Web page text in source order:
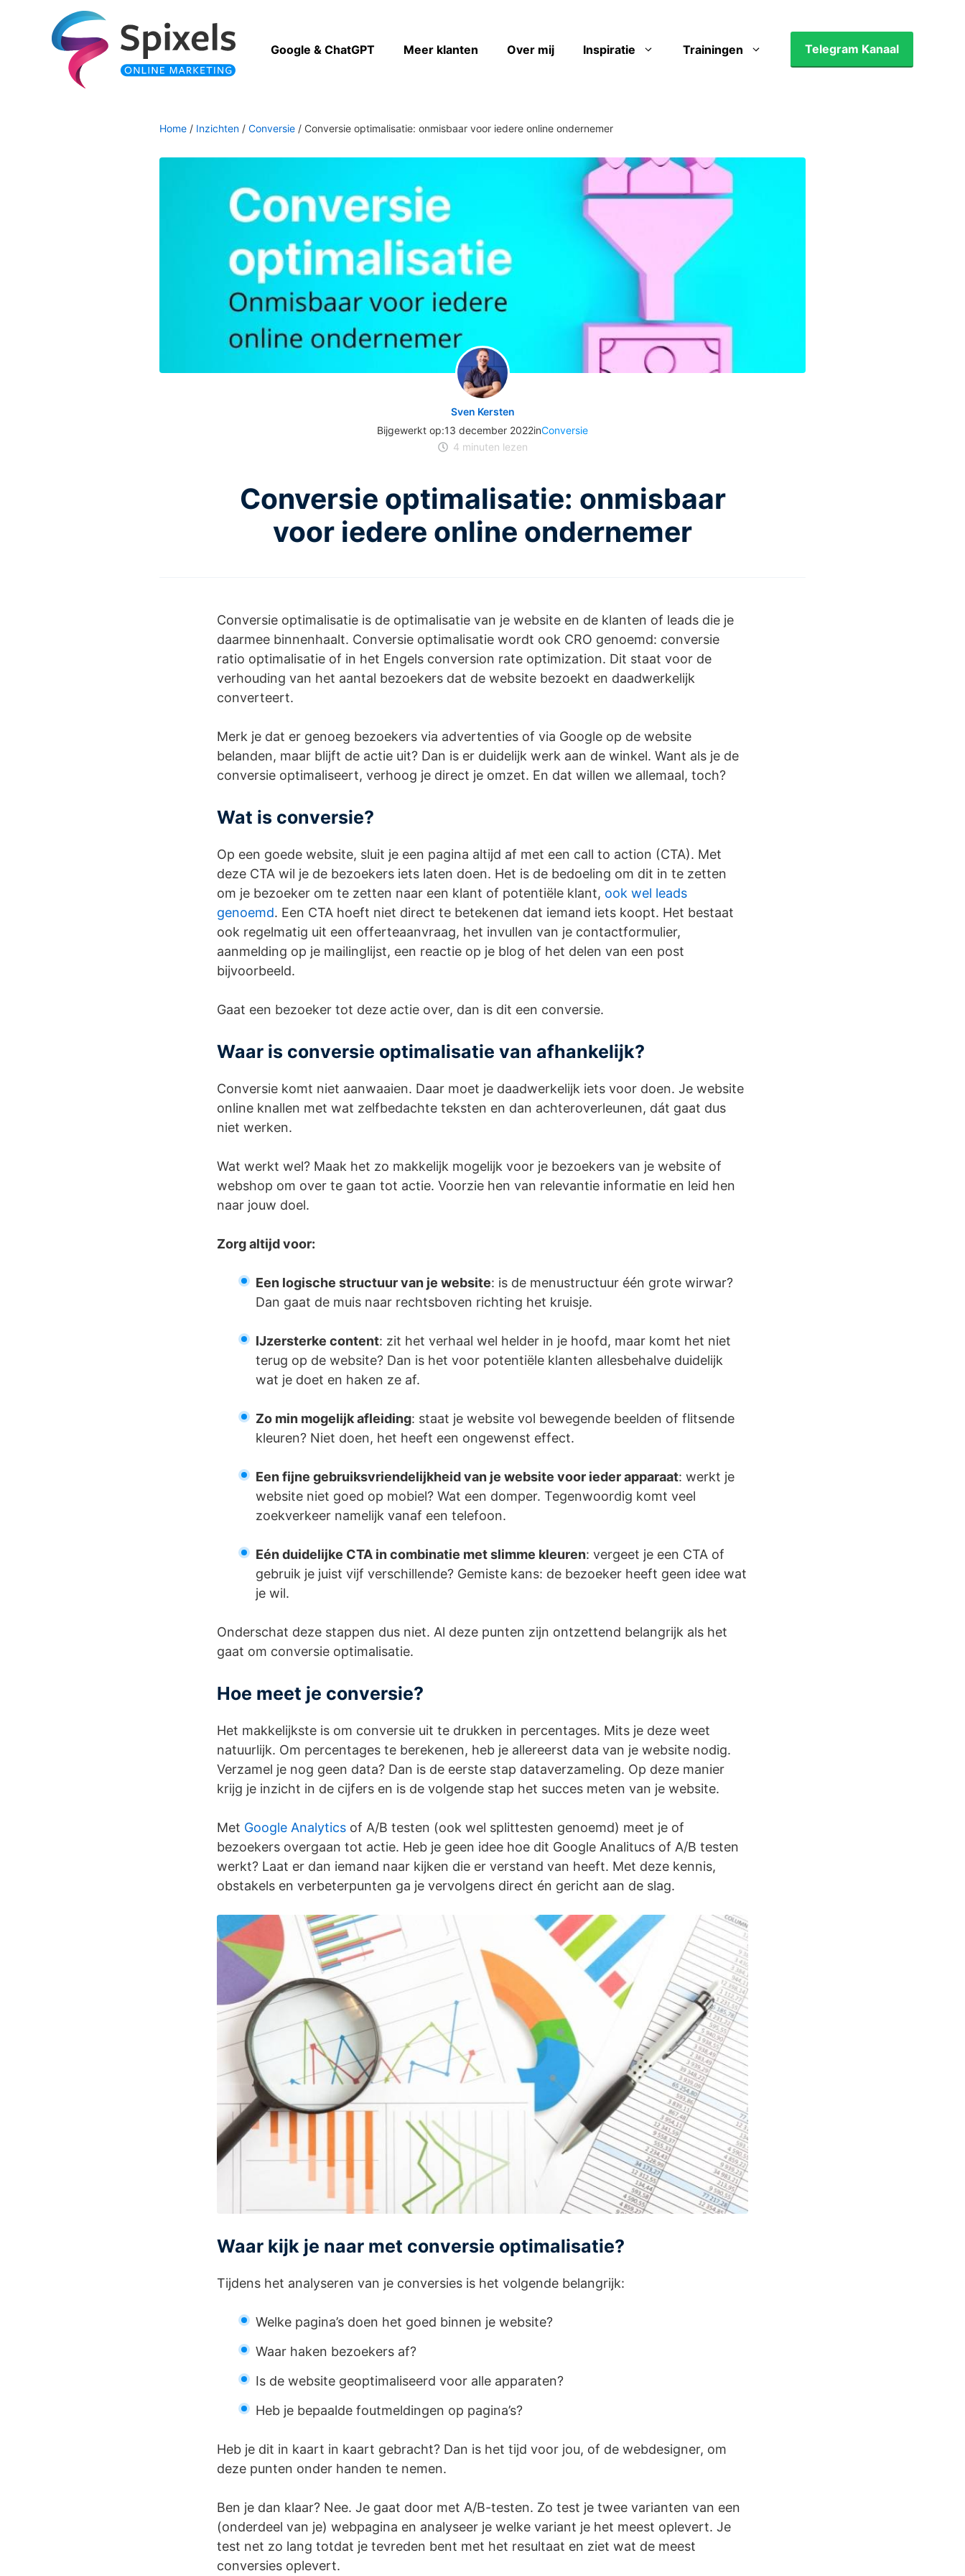
Google & ChatGPT Meer klanten Over mij Inspiratie Trainingen Telegram Kanaal
Home / Inzichten / Conversie / Conversie optimalisatie: onmisbaar voor iedere online ondernemer
Sven Kersten
Bijgewerkt op:13 december 2022inConversie
4 minuten lezen
Conversie optimalisatie: onmisbaar
voor iedere online ondernemer
Conversie optimalisatie is de optimalisatie van je website en de klanten of leads die je
daarmee binnenhaalt. Conversie optimalisatie wordt ook CRO genoemd: conversie
ratio optimalisatie of in het Engels conversion rate optimization. Dit staat voor de
verhouding van het aantal bezoekers dat de website bezoekt en daadwerkelijk
converteert.
Merk je dat er genoeg bezoekers via advertenties of via Google op de website
belanden, maar blijft de actie uit? Dan is er duidelijk werk aan de winkel. Want als je de
conversie optimaliseert, verhoog je direct je omzet. En dat willen we allemaal, toch?
Wat is conversie?
Op een goede website, sluit je een pagina altijd af met een call to action (CTA). Met
deze CTA wil je de bezoekers iets laten doen. Het is de bedoeling om dit in te zetten
om je bezoeker om te zetten naar een klant of potentiële klant, ook wel leads
genoemd. Een CTA hoeft niet direct te betekenen dat iemand iets koopt. Het bestaat
ook regelmatig uit een offerteaanvraag, het invullen van je contactformulier,
aanmelding op je mailinglijst, een reactie op je blog of het delen van een post
bijvoorbeeld.
Gaat een bezoeker tot deze actie over, dan is dit een conversie.
Waar is conversie optimalisatie van afhankelijk?
Conversie komt niet aanwaaien. Daar moet je daadwerkelijk iets voor doen. Je website
online knallen met wat zelfbedachte teksten en dan achteroverleunen, dát gaat dus
niet werken.
Wat werkt wel? Maak het zo makkelijk mogelijk voor je bezoekers van je website of
webshop om over te gaan tot actie. Voorzie hen van relevantie informatie en leid hen
naar jouw doel.
Zorg altijd voor:
Een logische structuur van je website: is de menustructuur één grote wirwar?
Dan gaat de muis naar rechtsboven richting het kruisje.
IJzersterke content: zit het verhaal wel helder in je hoofd, maar komt het niet
terug op de website? Dan is het voor potentiële klanten allesbehalve duidelijk
wat je doet en haken ze af.
Zo min mogelijk afleiding: staat je website vol bewegende beelden of flitsende
kleuren? Niet doen, het heeft een ongewenst effect.
Een fijne gebruiksvriendelijkheid van je website voor ieder apparaat: werkt je
website niet goed op mobiel? Wat een domper. Tegenwoordig komt veel
zoekverkeer namelijk vanaf een telefoon.
Eén duidelijke CTA in combinatie met slimme kleuren: vergeet je een CTA of
gebruik je juist vijf verschillende? Gemiste kans: de bezoeker heeft geen idee wat
je wil.
Onderschat deze stappen dus niet. Al deze punten zijn ontzettend belangrijk als het
gaat om conversie optimalisatie.
Hoe meet je conversie?
Het makkelijkste is om conversie uit te drukken in percentages. Mits je deze weet
natuurlijk. Om percentages te berekenen, heb je allereerst data van je website nodig.
Verzamel je nog geen data? Dan is de eerste stap dataverzameling. Op deze manier
krijg je inzicht in de cijfers en is de volgende stap het succes meten van je website.
Met Google Analytics of A/B testen (ook wel splittesten genoemd) meet je of
bezoekers overgaan tot actie. Heb je geen idee hoe dit Google Analitucs of A/B testen
werkt? Laat er dan iemand naar kijken die er verstand van heeft. Met deze kennis,
obstakels en verbeterpunten ga je vervolgens direct én gericht aan de slag.
Waar kijk je naar met conversie optimalisatie?
Tijdens het analyseren van je conversies is het volgende belangrijk:
Welke pagina’s doen het goed binnen je website?
Waar haken bezoekers af?
Is de website geoptimaliseerd voor alle apparaten?
Heb je bepaalde foutmeldingen op pagina’s?
Heb je dit in kaart in kaart gebracht? Dan is het tijd voor jou, of de webdesigner, om
deze punten onder handen te nemen.
Ben je dan klaar? Nee. Je gaat door met A/B-testen. Zo test je twee varianten van een
(onderdeel van je) webpagina en analyseer je welke variant je het meest oplevert. Je
test net zo lang totdat je tevreden bent met het resultaat en ziet wat de meest
conversies oplevert.